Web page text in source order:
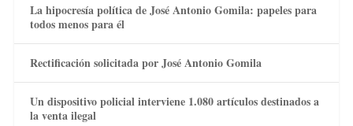
La hipocresía política de José Antonio Gomila: papeles para
todos menos para él
Rectificación solicitada por José Antonio Gomila
Un dispositivo policial interviene 1.080 artículos destinados a
la venta ilegal